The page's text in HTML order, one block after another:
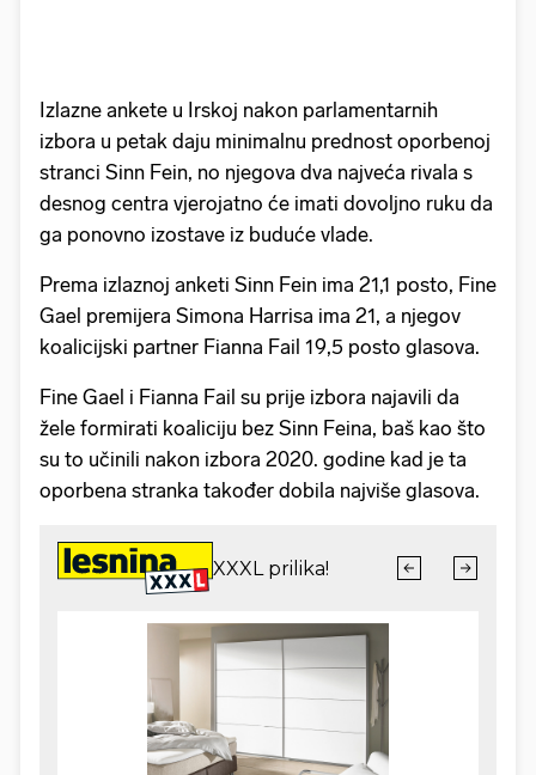
Izlazne ankete u Irskoj nakon parlamentarnih
izbora u petak daju minimalnu prednost oporbenoj
stranci Sinn Fein, no njegova dva najveća rivala s
desnog centra vjerojatno će imati dovoljno ruku da
ga ponovno izostave iz buduće vlade.
Prema izlaznoj anketi Sinn Fein ima 21,1 posto, Fine
Gael premijera Simona Harrisa ima 21, a njegov
koalicijski partner Fianna Fail 19,5 posto glasova.
Fine Gael i Fianna Fail su prije izbora najavili da
žele formirati koaliciju bez Sinn Feina, baš kao što
su to učinili nakon izbora 2020. godine kad je ta
oporbena stranka također dobila najviše glasova.